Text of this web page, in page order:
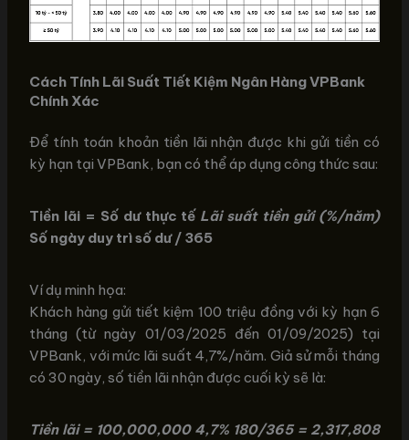
Cách Tính Lãi Suất Tiết Kiệm Ngân Hàng VPBank
Chính Xác
Để tính toán khoản tiền lãi nhận được khi gửi tiền có
kỳ hạn tại VPBank, bạn có thể áp dụng công thức sau:
Tiền lãi = Số dư thực tế Lãi suất tiền gửi (%/năm)
Số ngày duy trì số dư / 365
Ví dụ minh họa:
Khách hàng gửi tiết kiệm 100 triệu đồng với kỳ hạn 6
tháng (từ ngày 01/03/2025 đến 01/09/2025) tại
VPBank, với mức lãi suất 4,7%/năm. Giả sử mỗi tháng
có 30 ngày, số tiền lãi nhận được cuối kỳ sẽ là:
Tiền lãi = 100,000,000 4,7% 180/365 = 2,317,808